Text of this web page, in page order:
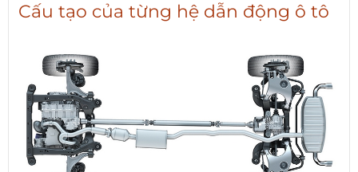
Cấu tạo của từng hệ dẫn động ô tô